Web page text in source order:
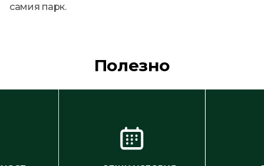
самия парк.
Полезно